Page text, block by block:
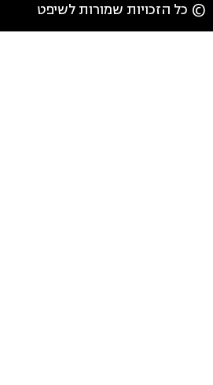
© כל הזכויות שמורות לשיפט